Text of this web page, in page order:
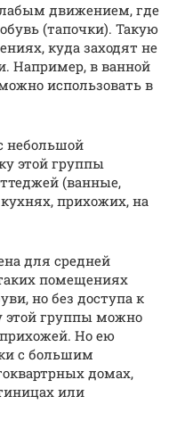
движением, где
(тапочки). Такую
куда заходят не
Например, в ванной
использовать в
небольшой
этой группы
(ванные,
прихожих, на
для средней
помещениях
но без доступа к
этой группы можно
Но ею
с большим
домах,
или